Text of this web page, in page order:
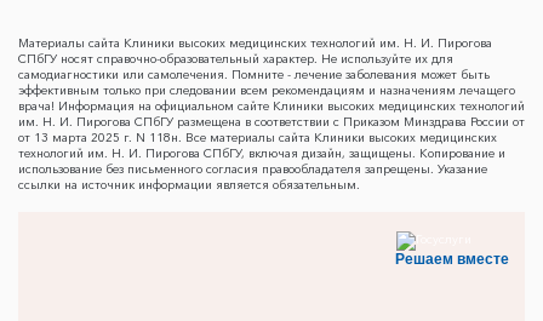
Материалы сайта Клиники высоких медицинских технологий им. Н. И. Пирогова
СПбГУ носят справочно-образовательный характер. Не используйте их для
самодиагностики или самолечения. Помните - лечение заболевания может быть
эффективным только при следовании всем рекомендациям и назначениям лечащего
врача! Информация на официальном сайте Клиники высоких медицинских технологий
им. Н. И. Пирогова СПбГУ размещена в соответствии с Приказом Минздрава России от
от 13 марта 2025 г. N 118н. Все материалы сайта Клиники высоких медицинских
технологий им. Н. И. Пирогова СПбГУ, включая дизайн, защищены. Копирование и
использование без письменного согласия правообладателя запрещены. Указание
ссылки на источник информации является обязательным.
Решаем вместе